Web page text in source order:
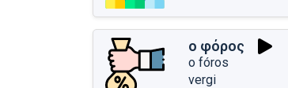
ο φόρος
o fóros
vergi